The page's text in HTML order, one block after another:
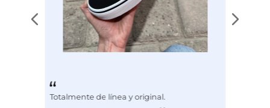
Totalmente de línea y original.